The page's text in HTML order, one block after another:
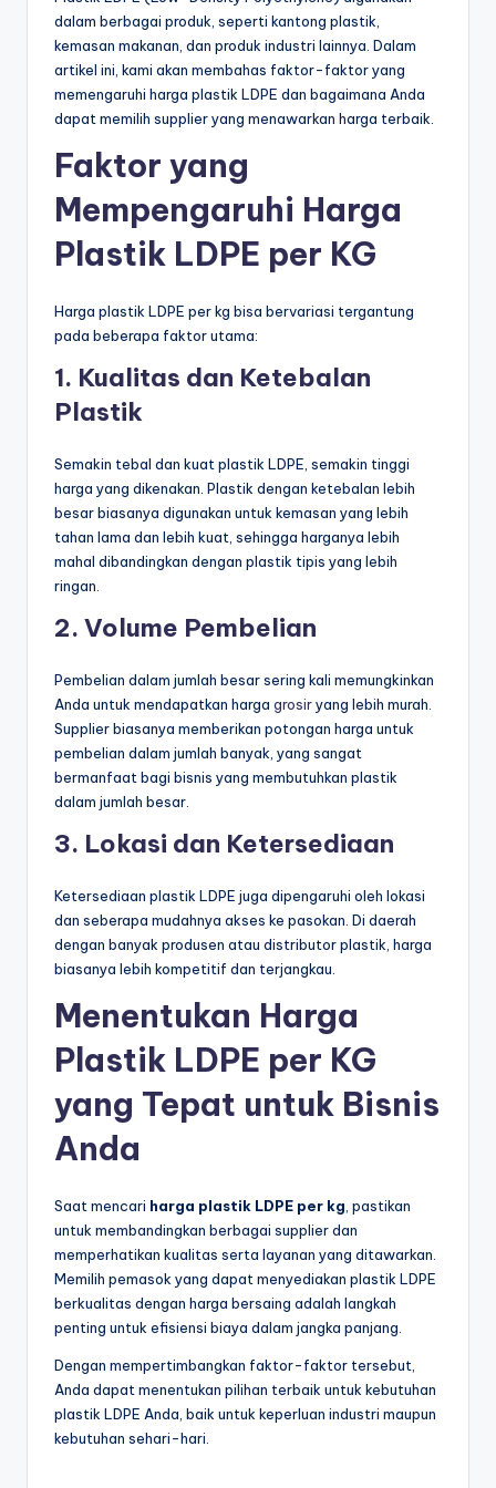
dalam berbagai produk, seperti kantong plastik,
kemasan makanan, dan produk industri lainnya. Dalam
artikel ini, kami akan membahas faktor-faktor yang
memengaruhi harga plastik LDPE dan bagaimana Anda
dapat memilih supplier yang menawarkan harga terbaik.
Faktor yang
Mempengaruhi Harga
Plastik LDPE per KG
Harga plastik LDPE per kg bisa bervariasi tergantung
pada beberapa faktor utama:
1. Kualitas dan Ketebalan
Plastik
Semakin tebal dan kuat plastik LDPE, semakin tinggi
harga yang dikenakan. Plastik dengan ketebalan lebih
besar biasanya digunakan untuk kemasan yang lebih
tahan lama dan lebih kuat, sehingga harganya lebih
mahal dibandingkan dengan plastik tipis yang lebih
ringan.
2. Volume Pembelian
Pembelian dalam jumlah besar sering kali memungkinkan
Anda untuk mendapatkan harga grosiryang lebih murah.
Supplier biasanya memberikan potongan harga untuk
pembelian dalam jumlah banyak, yang sangat
bermanfaat bagi bisnis yang membutuhkan plastik
dalam jumlah besar.
3. Lokasi dan Ketersediaan
Ketersediaan plastik LDPE juga dipengaruhi oleh lokasi
dan seberapa mudahnya akses ke pasokan. Di daerah
dengan banyak produsen atau distributor plastik, harga
biasanya lebih kompetitif dan terjangkau.
Menentukan Harga
Plastik LDPE per KG
yang Tepat untuk Bisnis
Anda
Saat mencari harga plastik LDPE per kg , pastikan
untuk membandingkan berbagai supplier dan
memperhatikan kualitas serta layanan yang ditawarkan.
Memilih pemasok yang dapat menyediakan plastik LDPE
berkualitas dengan harga bersaing adalah langkah
penting untuk efisiensi biaya dalam jangka panjang.
Dengan mempertimbangkan faktor-faktor tersebut,
Anda dapat menentukan pilihan terbaik untuk kebutuhan
plastik LDPE Anda, baik untuk keperluan industri maupun
kebutuhan sehari-hari.